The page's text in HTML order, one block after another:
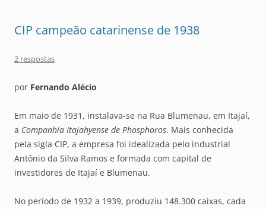
CIP campeão catarinense de 1938
2 respostas
por Fernando Alécio
Em maio de 1931, instalava-se na Rua Blumenau, em Itajaí,
a Companhia Itajahyense de Phosphoros. Mais conhecida
pela sigla CIP, a empresa foi idealizada pelo industrial
Antônio da Silva Ramos e formada com capital de
investidores de Itajaí e Blumenau.
No período de 1932 a 1939, produziu 148.300 caixas, cada